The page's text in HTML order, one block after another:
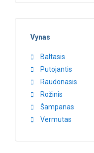
Vynas
Baltasis
Putojantis
Raudonasis
Rožinis
Šampanas
Vermutas